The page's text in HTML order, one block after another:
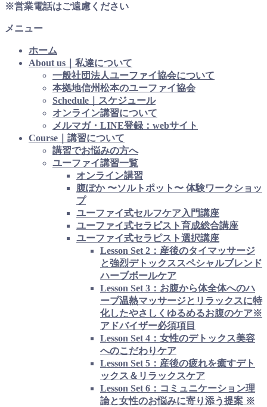
※営業電話はご遠慮ください
メニュー
ホーム
About us｜私達について
一般社団法人ユーファイ協会について
本拠地信州松本のユーファイ協会
Schedule｜スケジュール
オンライン講習について
メルマガ・LINE登録：webサイト
Course｜講習について
講習でお悩みの方へ
ユーファイ講習一覧
オンライン講習
腹ぽか 〜ソルトポット〜 体験ワークショッ
プ
ユーファイ式セルフケア入門講座
ユーファイ式セラピスト育成総合講座
ユーファイ式セラピスト選択講座
Lesson Set 2：産後のタイマッサージ
と強烈デトックススペシャルブレンド
ハーブボールケア
Lesson Set 3：お腹から体全体へのハ
ーブ温熱マッサージとリラックスに特
化したやさしくゆるめるお腹のケア※
アドバイザー必須項目
Lesson Set 4：女性のデトックス美容
へのこだわりケア
Lesson Set 5：産後の疲れを癒すデト
ックス＆リラックスケア
Lesson Set 6：コミュニケーション理
論と女性のお悩みに寄り添う提案 ※